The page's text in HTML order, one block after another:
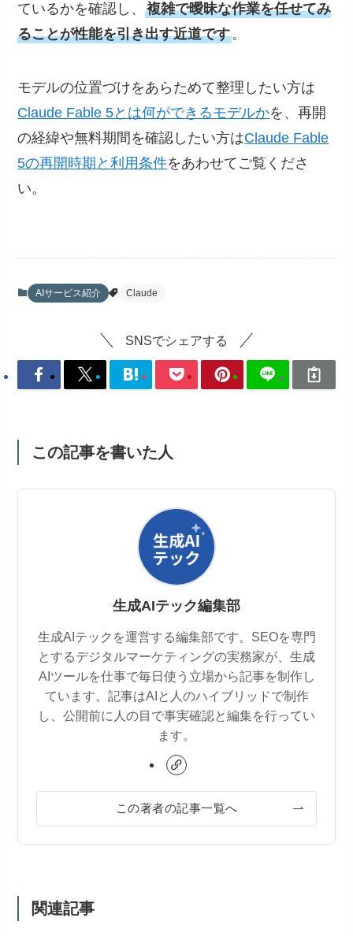
ているかを確認し、複雑で曖昧な作業を任せてみ
ることが性能を引き出す近道です。
モデルの位置づけをあらためて整理したい方は
Claude Fable 5とは何ができるモデルかを、再開
の経緯や無料期間を確認したい方はClaude Fable
5の再開時期と利用条件をあわせてご覧くださ
い。
AIサービス紹介 Claude
SNSでシェアする
この記事を書いた人
生成AIテック編集部
生成AIテックを運営する編集部です。SEOを専門
とするデジタルマーケティングの実務家が、生成
AIツールを仕事で毎日使う立場から記事を制作し
ています。記事はAIと人のハイブリッドで制作
し、公開前に人の目で事実確認と編集を行ってい
ます。
この著者の記事一覧へ
関連記事